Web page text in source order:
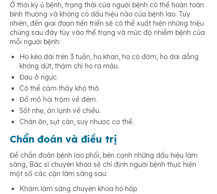
Ở thời kỳ ủ bệnh, trạng thái của người bệnh có thể hoàn toàn
bình thường và không có dấu hiệu nào của bệnh lao. Tuy
nhiên, đến giai đoạn tiến triển sẽ có thể xuất hiện những triệu
chứng sau đây tùy vào thể trạng và mức độ nhiễm bệnh của
mỗi người bệnh:
Ho kéo dài trên 3 tuần, ho khan, ho có đờm, ho dai dẳng
không dứt, thậm chí ho ra máu.
Đau ở ngực.
Có thể cảm thấy khó thở.
Đổ mồ hôi trộm về đêm.
Sốt nhẹ, ớn lạnh về chiều.
Chán ăn, sụt cân, suy nhược cơ thể.
Chẩn đoán và điều trị
Để chẩn đoán bệnh lao phổi, bên cạnh những dấu hiệu lâm
sàng, Bác sĩ chuyên khoa sẽ chỉ định người bệnh thực hiện
một số các cận lâm sàng sau:
Khám lâm sàng chuyên khoa hô hấp